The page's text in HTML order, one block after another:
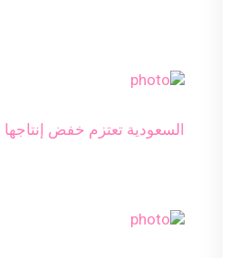
السعودية تعتزم خفض